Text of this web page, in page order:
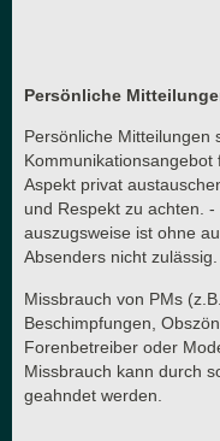
Persönliche
Persönliche Mitteilungen
Aspekt privat
und Respekt zu achten.
auszugsweise ist ohne
Absenders nicht zulässig.
Missbrauch von PMs
Beschimpfungen,
Forenbetreiber oder
Missbrauch kann durch
geahndet werden.